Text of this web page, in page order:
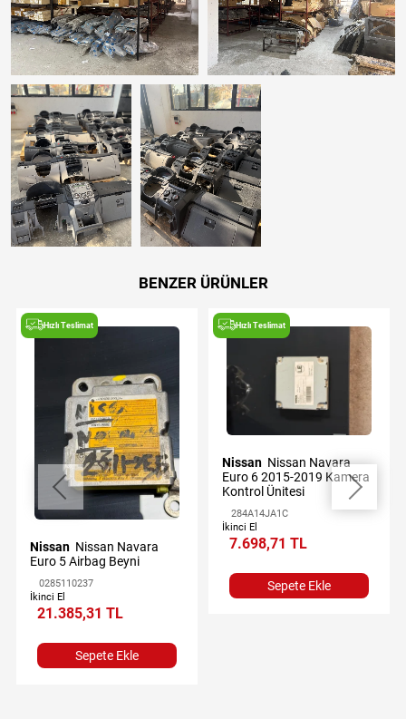
BENZER ÜRÜNLER
Hızlı Teslimat
Nissan
Euro 5 Airbag Beyni
0285110237
İkinci El
21.385,31 TL
Sepete Ekle
Hızlı Teslimat
Nissan
Euro 6 2015-2019 Kamera
Kontrol Ünitesi
284A14JA1C
İkinci El
7.698,71 TL
Sepete Ekle